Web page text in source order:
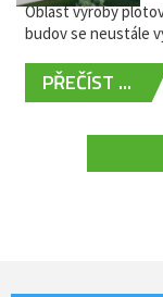
Oblast výroby
budov se neustále
PŘEČÍST ...